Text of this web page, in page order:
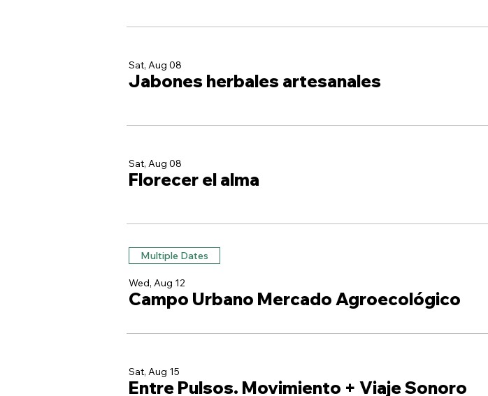
Sat, Aug 08
Jabones herbales artesanales
Sat, Aug 08
Florecer el alma
Multiple Dates
Wed, Aug 12
Campo Urbano Mercado Agroecológico
Sat, Aug 15
Entre Pulsos. Movimiento + Viaje Sonoro